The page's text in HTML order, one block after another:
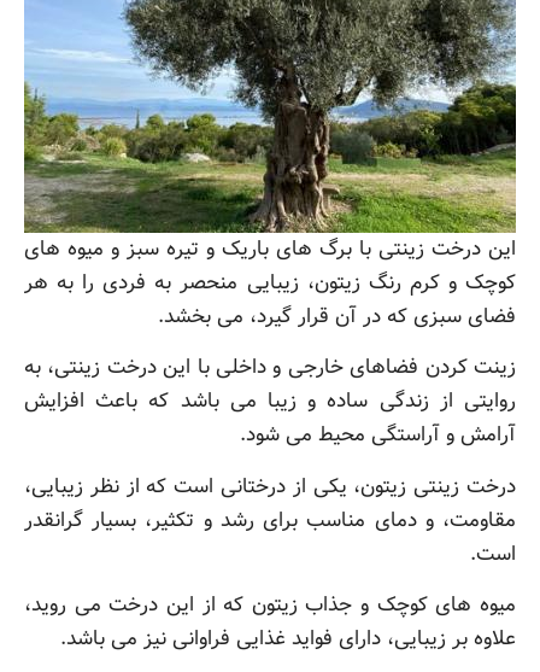
این درخت زینتی با برگ های باریک و تیره سبز و میوه های
کوچک و کرم رنگ زیتون، زیبایی منحصر به فردی را به هر
فضای سبزی که در آن قرار گیرد، می بخشد.
زینت کردن فضاهای خارجی و داخلی با این درخت زینتی، به
روایتی از زندگی ساده و زیبا می باشد که باعث افزایش
آرامش و آراستگی محیط می شود.
درخت زینتی زیتون، یکی از درختانی است که از نظر زیبایی،
مقاومت، و دمای مناسب برای رشد و تکثیر، بسیار گرانقدر
است.
میوه های کوچک و جذاب زیتون که از این درخت می روید،
علاوه بر زیبایی، دارای فواید غذایی فراوانی نیز می باشد.